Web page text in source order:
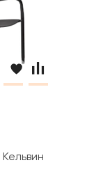
/ Kelvin